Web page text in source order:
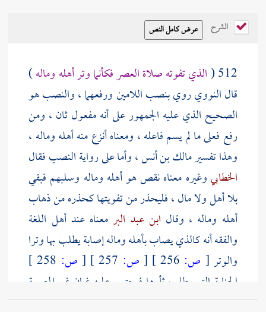
الشرح
512 ( الذي تفوته صلاة العصر فكأنما وتر أهله وماله)
قالالنوويروي بنصب اللامين ورفعهما ، والنصب هو
الصحيح الذي عليه الجمهور على أنه مفعول ثان ، ومن
رفع فعلى ما لم يسم فاعله ، ومعناه أنزع منه أهله وماله ،
وهذا تفسيرمالك بن أنس، وأما على رواية النصب فقال
الخطابيوغيره معناه نقص هو أهله وماله وسلبهم فبقي
بلا أهل ولا مال ، فليحذر من تفويتها كحذره من ذهاب
أهله وماله ، وقال ابن عبد البر معناه عند أهل اللغة
والفقه أنه كالذي يصاب بأهله وماله إصابة يطلب بها وترا
والوتر [ ص: [ ص: [ ص:
الجناية التي يطلب ثأرها فيجتمع عليه غمان غم المصيبة
وغم مقاساة طلب الثأر